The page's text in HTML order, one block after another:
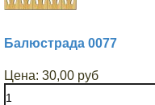
Балюстрада 0077
Цена: 30,00 руб